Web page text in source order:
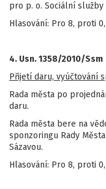
pro p. o. Sociální služby
Hlasování: Pro 8, proti
4. Usn. 1358/2010/Ssm
Přijetí daru, vyúčtování
Rada města po
daru.
Rada města bere na
sponzoringu Rady
Sázavou.
Hlasování: Pro 8, proti